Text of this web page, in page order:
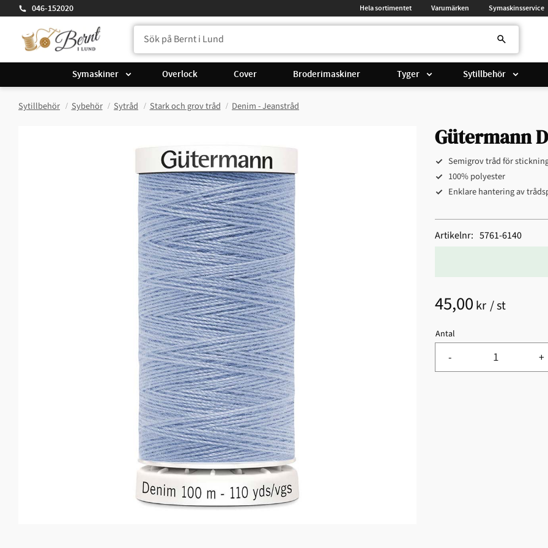
046-152020 Hela sortimentet Varumärken Symaskinsservice
Symaskiner Overlock Cover Broderimaskiner Tyger Sytillbehör
Sytillbehör Sybehör Sytråd Stark och grov tråd Denim - Jeanstråd
Gütermann
Semigrov tråd för
100% polyester
Enklare hantering av
45,00 kr /st
Antal
+
-
Artikelnr 5761-6140